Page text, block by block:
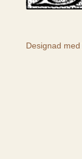
Designad med